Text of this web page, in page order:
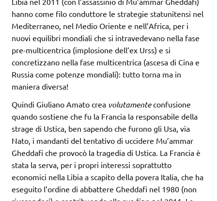
hanno come filo conduttore le strategie statunitensi nel
Mediterraneo, nel Medio Oriente e nell’Africa, per i
nuovi equilibri mondiali che si intravedevano nella fase
pre-multicentrica (implosione dell’ex Urss) e si
concretizzano nella fase multicentrica (ascesa di Cina e
Russia come potenze mondiali): tutto torna ma in
maniera diversa!
Quindi Giuliano Amato crea volutamenteconfusione
quando sostiene che fu la Francia la responsabile della
strage di Ustica, ben sapendo che furono gli Usa, via
Nato, i mandanti del tentativo di uccidere Mu’ammar
Gheddafi che provocò la tragedia di Ustica. La Francia è
stata la serva, per i propri interessi soprattutto
economici nella Libia a scapito della povera Italia, che ha
eseguito l’ordine di abbattere Gheddafi nel 1980 (non